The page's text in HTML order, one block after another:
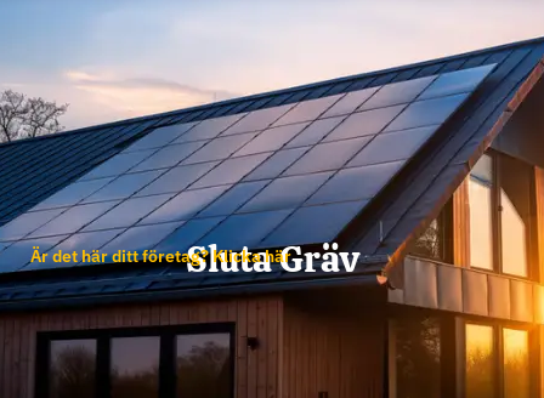
Sluta Gräv
Är det här ditt företag? Klicka här